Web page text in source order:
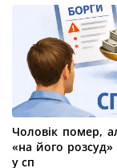
Чоловік помер,
«на його
у сп